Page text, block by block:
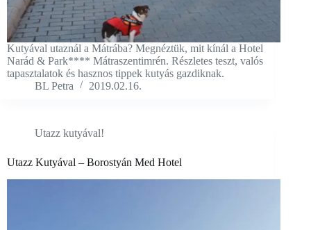
Kutyával utaznál a Mátrába? Megnéztük, mit kínál a Hotel
Narád & Park**** Mátraszentimrén. Részletes teszt, valós
tapasztalatok és hasznos tippek kutyás gazdiknak.
BL Petra
2019.02.16.
Utazz kutyával!
Utazz Kutyával – Borostyán Med Hotel